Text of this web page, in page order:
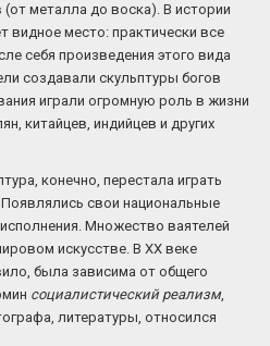
(от металла до воска). В истории
видное место: практически все
себя произведения этого вида
создавали скульптуры богов
играли огромную роль в жизни
китайцев, индийцев и других
конечно, перестала играть
Появлялись свои национальные
Множество ваятелей
искусстве. В XX веке
была зависима от общего
социалистический реализм,
литературы, относился